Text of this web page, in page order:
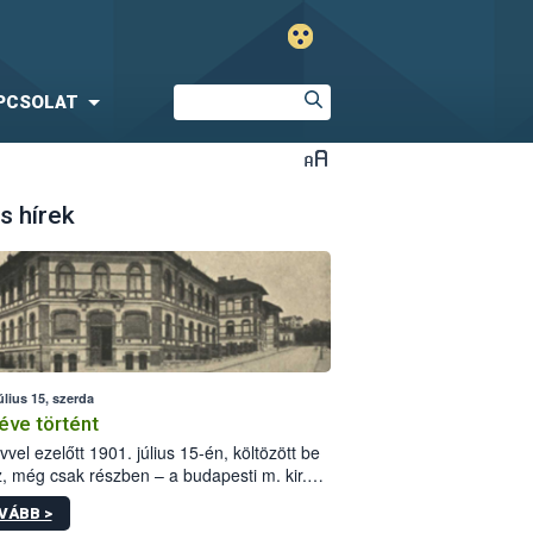
hírek
15, szerda
történt
ezelőtt 1901. július 15-én, költözött be
még csak részben – a budapesti m. kir.
állomás a Kis Rókus utca
alatti, Czigler Győző által tervezett új
>